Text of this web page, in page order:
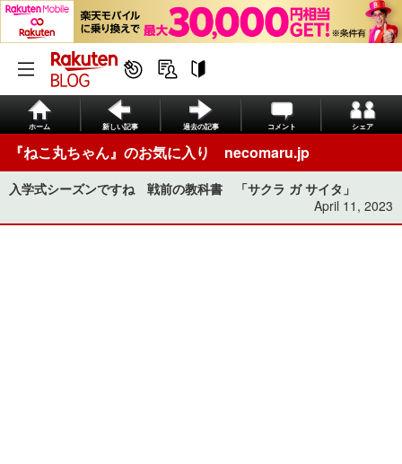
ホーム 新しい記事 過去の記事 コメント シェア
『ねこ丸ちゃん』のお気に入り necomaru.jp
入学式シーズンですね 戦前の教科書 「サクラ ガ サイタ」
April 11, 2023